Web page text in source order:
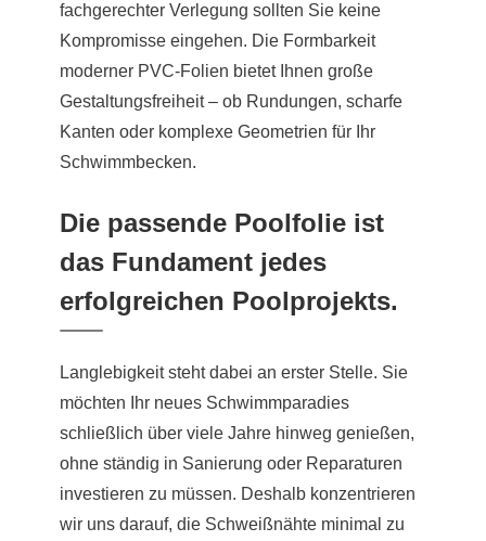
fachgerechter Verlegung sollten Sie keine
Kompromisse eingehen. Die Formbarkeit
moderner PVC-Folien bietet Ihnen große
Gestaltungsfreiheit – ob Rundungen, scharfe
Kanten oder komplexe Geometrien für Ihr
Schwimmbecken.
Die passende Poolfolie ist
das Fundament jedes
erfolgreichen Poolprojekts.
Langlebigkeit steht dabei an erster Stelle. Sie
möchten Ihr neues Schwimmparadies
schließlich über viele Jahre hinweg genießen,
ohne ständig in Sanierung oder Reparaturen
investieren zu müssen. Deshalb konzentrieren
wir uns darauf, die Schweißnähte minimal zu